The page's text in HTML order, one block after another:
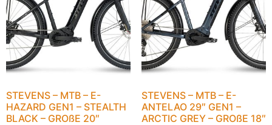
STEVENS – MTB – E-
HAZARD GEN1 – STEALTH
BLACK – GROßE 20″
STEVENS – MTB – E-
ANTELAO 29″ GEN1 –
ARCTIC GREY – GROßE 18″